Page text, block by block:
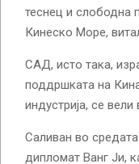
теснец и слободна
Кинеско Море,
САД, исто така,
поддршката на
индустрија, се
Саливан во
дипломат Ванг Ји,